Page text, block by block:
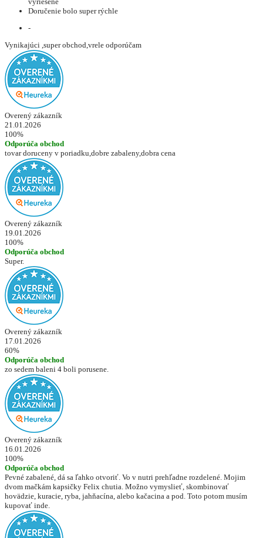
Doručenie bolo super rýchle
-
Vynikajúci ,super obchod,vrele odporúčam
Overený zákazník
21.01.2026
100%
Odporúča obchod
tovar doruceny v poriadku,dobre zabaleny,dobra cena
Overený zákazník
19.01.2026
100%
Odporúča obchod
Super.
Overený zákazník
17.01.2026
60%
Odporúča obchod
zo sedem baleni 4 boli porusene.
Overený zákazník
16.01.2026
100%
Odporúča obchod
Pevné zabalené, dá sa ľahko otvoriť. Vo v nutri prehľadne rozdelené. Mojim
dvom mačkám kapsičky Felix chutia. Možno vymyslieť, skombinovať
hovädzie, kuracie, ryba, jahňacína, alebo kačacina a pod. Toto potom musím
kupovať inde.